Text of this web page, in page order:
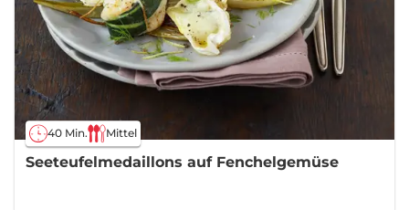
40 Min. Mittel
Seeteufelmedaillons auf Fenchelgemüse